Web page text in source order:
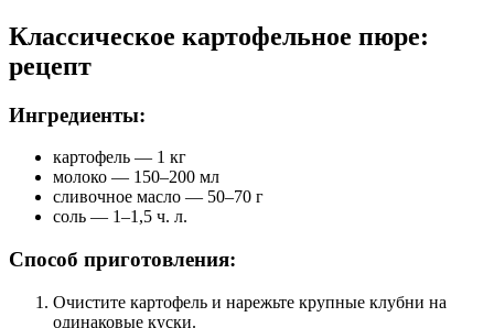
Классическое картофельное пюре:
рецепт
Ингредиенты:
картофель — 1 кг
молоко — 150–200 мл
сливочное масло — 50–70 г
соль — 1–1,5 ч. л.
Способ приготовления:
Очистите картофель и нарежьте крупные клубни на
одинаковые куски.